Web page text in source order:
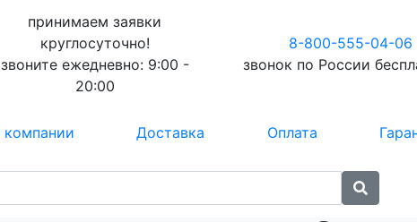
принимаем заявки
круглосуточно!
звоните ежедневно: 9:00 -
20:00
8-800-555-04-06
звонок по России
компании Доставка Оплата